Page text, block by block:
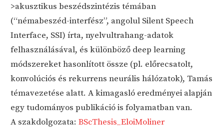
>akusztikus beszédszintézis témában
(“némabeszéd-interfész”, angolul Silent Speech
Interface, SSI) írta, nyelvultrahang-adatok
felhasználásával, és különböző deep learning
módszereket hasonlított össze (pl. előrecsatolt,
konvolúciós és rekurrens neurális hálózatok), Tamás
témavezetése alatt. A kimagasló eredményei alapján
egy tudományos publikáció is folyamatban van.
A szakdolgozata:BScThesis_EloiMoliner